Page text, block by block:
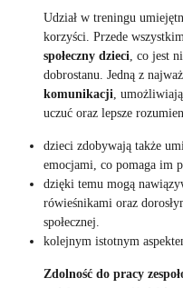
Udział w treningu
korzyści. Przede
społeczny dzieci, co jest
dobrostanu. Jedną z
komunikacji,
uczuć oraz lepsze
dzieci zdobywają także
emocjami, co pomaga im
dzięki temu mogą
rówieśnikami oraz
społecznej.
kolejnym istotnym
Zdolność do pracy